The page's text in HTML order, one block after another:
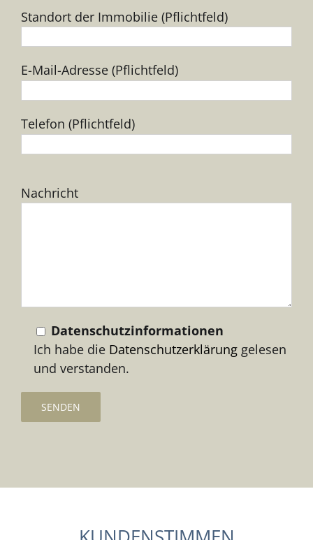
Standort der Immobilie (Pflichtfeld)
E-Mail-Adresse (Pflichtfeld)
Telefon (Pflichtfeld)
lasse
Nachricht
Datenschutzinformationen
Ich habe die Datenschutzerklärung gelesen
und verstanden.